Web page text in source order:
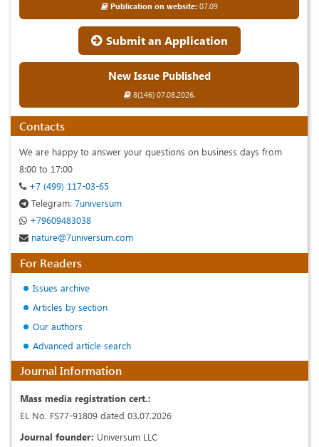
Publication on website:07.09
Submit an Application
New Issue Published
8(146) 07.08.2026.
Contacts
We are happy to answer your questions on business days from
8:00 to 17:00
+7 (499) 117-03-65
Telegram: 7universum
+79609483038
nature@7universum.com
For Readers
Issues archive
Articles by section
Our authors
Advanced article search
Journal Information
Mass media registration cert.:
EL No. FS77-91809 dated 03.07.2026
Journal founder: Universum LLC